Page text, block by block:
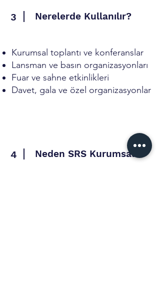
3 Nerelerde Kullanılır?
Kurumsal toplantı ve konferanslar
Lansman ve basın organizasyonları
Fuar ve sahne etkinlikleri
Davet, gala ve özel organizasyonlar
4 Neden SRS Kurumsal?